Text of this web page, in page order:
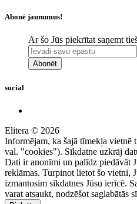
Abonē jaunumus!
Ar šo Jūs piekrītat saņemt
Abonēt
social
Elitera © 2026
Informējam, ka šajā tīmekļa vietnē
val. "cookies"). Sīkdatne uzkrāj
Dati ir anonīmi un palīdz piedāvāt
reklāmas. Turpinot lietot šo vietni,
izmantosim sīkdatnes Jūsu ierīcē.
varat atsaukt, nodzēšot saglabātās